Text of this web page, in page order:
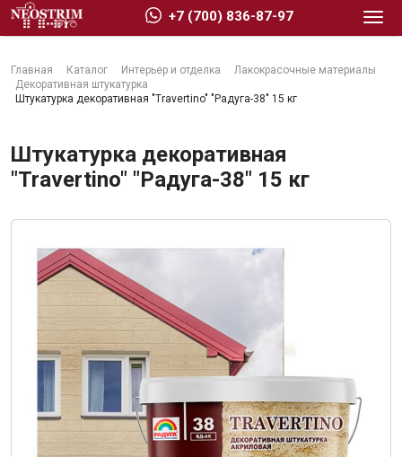
Главная Каталог Интерьер и отделка
Лакокрасочные материалы
Декоративная штукатурка
Штукатурка декоративная "Travertino" "Радуга-38" 15 кг
Штукатурка декоративная
"Travertino" "Радуга-38" 15 кг
+7 (700) 836-87-97
Стройматериалы
Сухие строительные смеси
Гидроизоляция
Изоляционные материалы
Кровельные материалы
Ещё 2
Интерьер и отделка